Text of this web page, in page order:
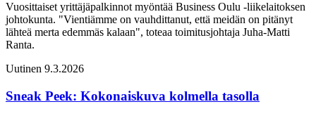
Vuosittaiset yrittäjäpalkinnot myöntää Business Oulu -liikelaitoksen
johtokunta. "Vientiämme on vauhdittanut, että meidän on pitänyt
lähteä merta edemmäs kalaan", toteaa toimitusjohtaja Juha-Matti
Ranta.
Uutinen 9.3.2026
Sneak Peek: Kokonaiskuva kolmella tasolla